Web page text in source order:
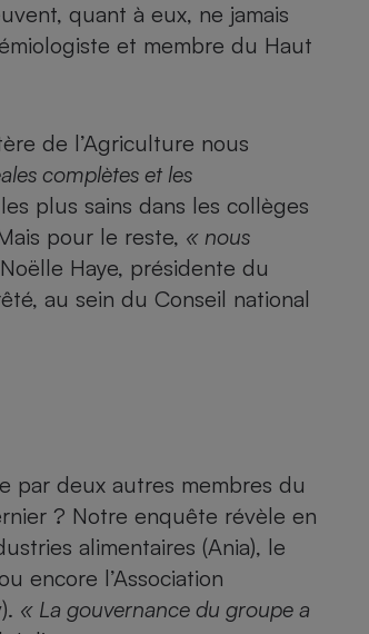
quant à eux, ne jamais
et membre du Haut
de l’Agriculture nous
complètes et les
plus sains dans les collèges
pour le reste, « nous
Haye, présidente du
au sein du Conseil national
deux autres membres du
? Notre enquête révèle en
alimentaires (Ania), le
encore l’Association
« La gouvernance du groupe a
vaisselle
photo
- Gaz
solaire